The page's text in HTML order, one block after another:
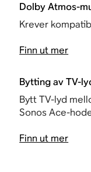
Dolby Atmos-
Krever
Finn ut mer
Bytting av TV-
Bytt TV-lyd
Sonos Ace-
Finn ut mer